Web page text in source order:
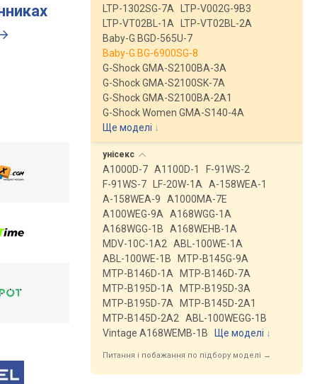
LTP-1302SG-7A
LTP-V002G-9B3
LTP-VT02BL-1A
LTP-VT02BL-2A
Baby-G BGD-565U-7
Baby-G BG-6900SG-8
G-Shock GMA-S2100BA-3A
G-Shock GMA-S2100SK-7A
G-Shock GMA-S2100BA-2A1
G-Shock Women GMA-S140-4A
Ще моделі ↓
унісекс
A1000D-7 A1100D-1
F-91WS-2
F-91WS-7
LF-20W-1A
A-158WEA-1
A-158WEA-9
A1000MA-7E
A100WEG-9A
A168WGG-1A
A168WGG-1B
A168WEHB-1A
MDV-10C-1A2
ABL-100WE-1A
ABL-100WE-1B
MTP-B145G-9A
MTP-B146D-1A
MTP-B146D-7A
MTP-B195D-1A
MTP-B195D-3A
MTP-B195D-7A
MTP-B145D-2A1
MTP-B145D-2A2
ABL-100WEGG-1B
Vintage A168WEMB-1B
Ще моделі ↓
Питання і побажання по підбору моделі →